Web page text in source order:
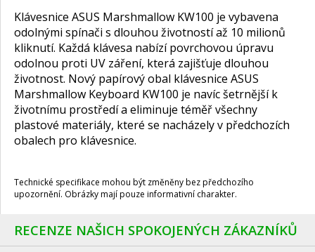
Klávesnice ASUS Marshmallow KW100 je vybavena
odolnými spínači s dlouhou životností až 10 milionů
kliknutí. Každá klávesa nabízí povrchovou úpravu
odolnou proti UV záření, která zajišťuje dlouhou
životnost. Nový papírový obal klávesnice ASUS
Marshmallow Keyboard KW100 je navíc šetrnější k
životnímu prostředí a eliminuje téměř všechny
plastové materiály, které se nacházely v předchozích
obalech pro klávesnice.
Technické specifikace mohou být změněny bez předchozího
upozornění. Obrázky mají pouze informativní charakter.
RECENZE NAŠICH SPOKOJENÝCH ZÁKAZNÍKŮ